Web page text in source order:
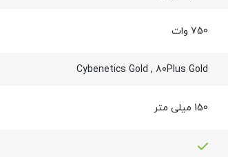
750 وات
80Plus Gold
,
Cybenetics Gold
150 میلی متر